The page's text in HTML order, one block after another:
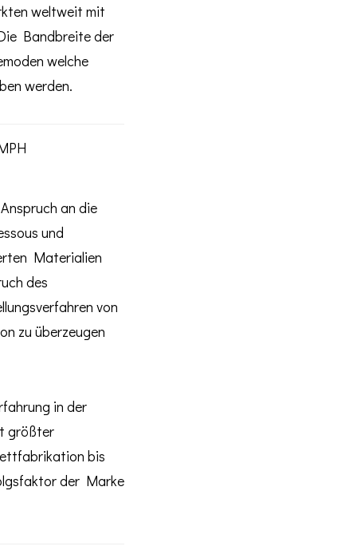
weltweit mit
Bandbreite der
welche
werden.
an die
und
Materialien
des
von
zu überzeugen
in der
größter
bis
der Marke